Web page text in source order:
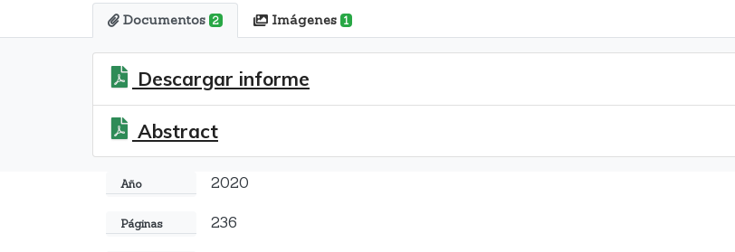
Documentos 2 Imágenes 1
Descargar informe
Abstract
Año 2020
Páginas 236